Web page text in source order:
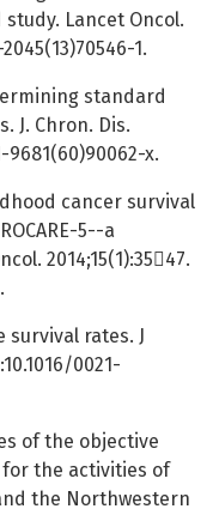
study. Lancet Oncol.
1.
standard
J. Chron. Dis.
9681(60)90062-x.
cancer survival
5--a
2014;15(1):3547.
survival rates. J
0021-
of the objective
the activities of
the Northwestern